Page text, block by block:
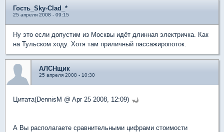
Гость_Sky-Clad_*
25 апреля 2008 - 09:15
Ну это если допустим из Москвы идёт длинная электричка. Как
на Тульском ходу. Хотя там приличный пассажиропоток.
АЛСНщик
25 апреля 2008 - 10:30
Цитата(DennisM @ Apr 25 2008, 12:09)
А Вы располагаете сравнительными цифрами стоимости